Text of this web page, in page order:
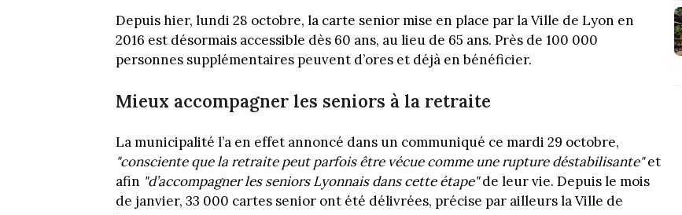
Depuis hier, lundi 28 octobre, la carte senior mise en place par la Ville de Lyon en
2016 est désormais accessible dès 60 ans, au lieu de 65 ans. Près de 100 000
personnes supplémentaires peuvent d’ores et déjà en bénéficier.
Mieux accompagner les seniors à la retraite
La municipalité l’a en effet annoncé dans un communiqué ce mardi 29 octobre,
"consciente que la retraite peut parfois être vécue comme une rupture déstabilisante"et
afin "d’accompagner les seniors Lyonnais dans cette étape"de leur vie. Depuis le mois
de janvier, 33 000 cartes senior ont été délivrées, précise par ailleurs la Ville de